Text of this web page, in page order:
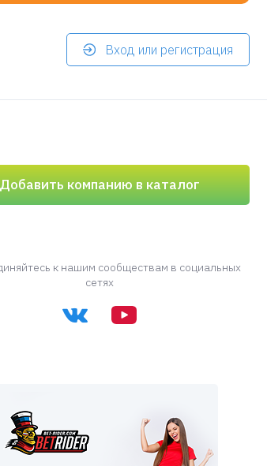
Вход или регистрация
Добавить компанию в каталог
к нашим сообществам в социальных
сетях